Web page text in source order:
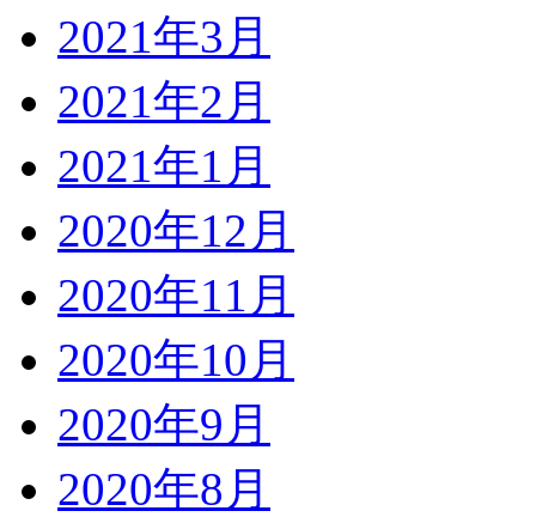
2021年3月
2021年2月
2021年1月
2020年12月
2020年11月
2020年10月
2020年9月
2020年8月